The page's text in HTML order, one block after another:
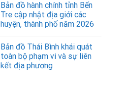
Bản đồ hành chính tỉnh Bến
Tre cập nhật địa giới các
huyện, thành phố năm 2026
Bản đồ Thái Bình khái quát
toàn bộ phạm vi và sự liên
kết địa phương